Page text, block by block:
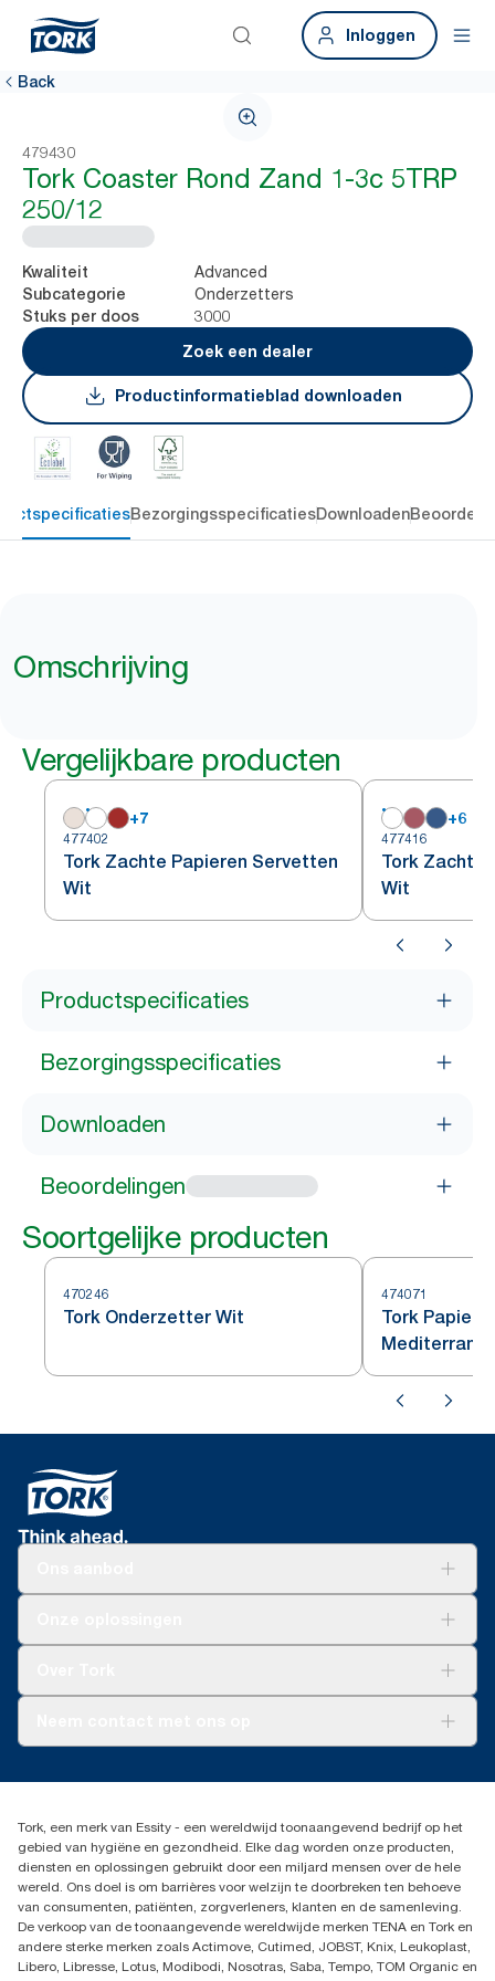
Inloggen
Back
479430
Tork Coaster Rond Zand 1-3c 5TRP
250/12
Kwaliteit Advanced
Subcategorie Onderzetters
Stuks per doos
3000
Zoek een dealer
Productinformatieblad downloaden
BezorgingsspecificatiesDownloaden
Omschrijving
Vergelijkbare producten
+7
477402
Tork Zachte Papieren Servetten
Wit
+6
477416
Tork Zachte
Wit
Productspecificaties
Bezorgingsspecificaties
Downloaden
Beoordelingen
Soortgelijke producten
470246
Tork Onderzetter Wit
474071
Tork
Productklacht
Dispenserklacht
030 - 698 46 66
Essity Netherlands B.V.
Arnhemse Bovenweg 120
3708 AH ZEIST
Nederland
Tork, een merk van Essity - een wereldwijd toonaangevend bedrijf op het
gebied van hygiëne en gezondheid. Elke dag worden onze producten,
diensten en oplossingen gebruikt door een miljard mensen over de hele
wereld. Ons doel is om barrières voor welzijn te doorbreken ten behoeve
van consumenten, patiënten, zorgverleners, klanten en de samenleving.
De verkoop van de toonaangevende wereldwijde merken TENA en Tork en
andere sterke merken zoals Actimove, Cutimed, JOBST, Knix, Leukoplast,
Libero, Libresse, Lotus, Modibodi, Nosotras, Saba, Tempo, TOM Organic en